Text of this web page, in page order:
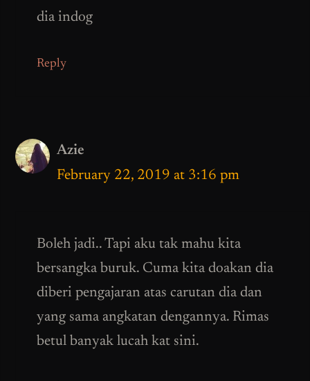
dia indog
Reply
Azie
February 22, 2019 at 3:16 pm
Boleh jadi.. Tapi aku tak mahu kita
bersangka buruk. Cuma kita doakan dia
diberi pengajaran atas carutan dia dan
yang sama angkatan dengannya. Rimas
betul banyak lucah kat sini.